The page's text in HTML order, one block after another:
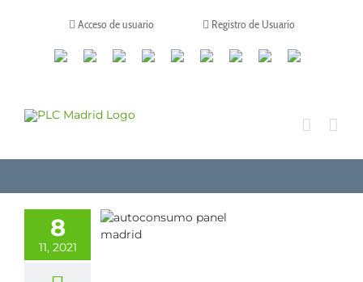
Acceso de usuario Registro de Usuario
CanalesLinkedinYoutubeTiktokFacebookInstagram
X TwitchContacto
8
11, 2021
abierta
en
de